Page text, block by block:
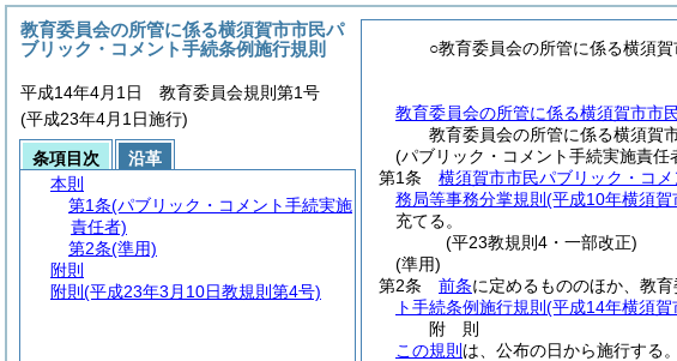
○教育委員会の所管に係る横須
教育委員会の所管に係る横須賀市市
教育委員会の所管に係る横須賀
(パブリック・コメント手続実施責任
第1条
横須賀市市民パブリック・コメ
務局等事務分掌規則 (平成10年横須
充てる。
(平23教規則4・一部改正)
(準用)
第2条
前条に定めるもののほか、教
ト手続条例施行規則 (平成14年横須賀
附 則
この規則 は、公布の日から施行する。
教育委員会の所管に係る横須賀市市民パ
ブリック・コメント手続条例施行規則
平成14年4月1日 教育委員会規則第1号
(平成23年4月1日施行)
条項目次
沿革
本則
第1条(パブリック・コメント手続実施
責任者)
第2条(準用)
附則
附則 (平成23年3月10日教規則第4号)